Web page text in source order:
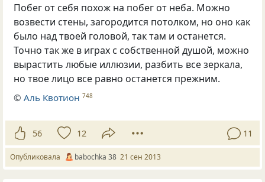
Побег от себя похож на побег от неба. Можно
возвести стены, загородится потолком, но оно как
было над твоей головой, так там и останется.
Точно так же в играх с собственной душой, можно
вырастить любые иллюзии, разбить все зеркала,
но твое лицо все равно останется прежним.
©Аль Квотион 748
56 12 11
Опубликовала babochka 38 21 сен 2013